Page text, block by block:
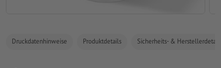
Druckdatenhinweise Produktdetails Sicherheits- &